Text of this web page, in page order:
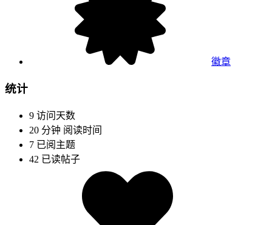
徽章
统计
9 访问天数
20 分钟 阅读时间
7 已阅主题
42 已读帖子